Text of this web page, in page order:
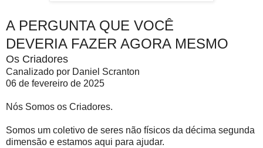
A PERGUNTA QUE VOCÊ
DEVERIA FAZER AGORA MESMO
Os Criadores
Canalizado por Daniel Scranton
06 de fevereiro de 2025
Nós Somos os Criadores.
Somos um coletivo de seres não físicos da décima segunda
dimensão e estamos aqui para ajudar.